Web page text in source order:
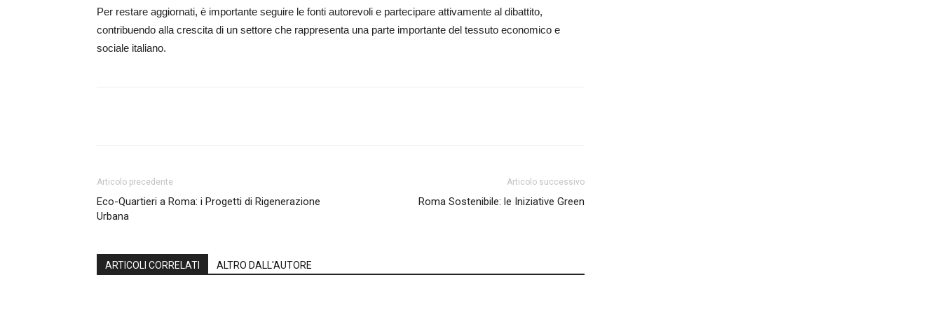
Per restare aggiornati, è importante seguire le fonti autorevoli e partecipare attivamente al dibattito,
contribuendo alla crescita di un settore che rappresenta una parte importante del tessuto economico e
sociale italiano.
Articolo precedente
Eco-Quartieri a Roma: i Progetti di Rigenerazione
Urbana
Articolo successivo
Roma Sostenibile: le Iniziative Green
ARTICOLI CORRELATI ALTRO DALL'AUTORE